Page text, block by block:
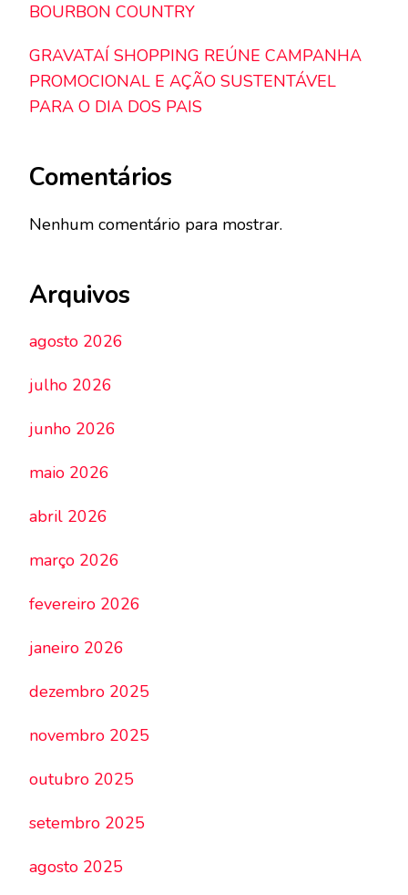
BOURBON COUNTRY
GRAVATAÍ SHOPPING REÚNE CAMPANHA
PROMOCIONAL E AÇÃO SUSTENTÁVEL
PARA O DIA DOS PAIS
Comentários
Nenhum comentário para mostrar.
Arquivos
agosto 2026
julho 2026
junho 2026
maio 2026
abril 2026
março 2026
fevereiro 2026
janeiro 2026
dezembro 2025
novembro 2025
outubro 2025
setembro 2025
agosto 2025